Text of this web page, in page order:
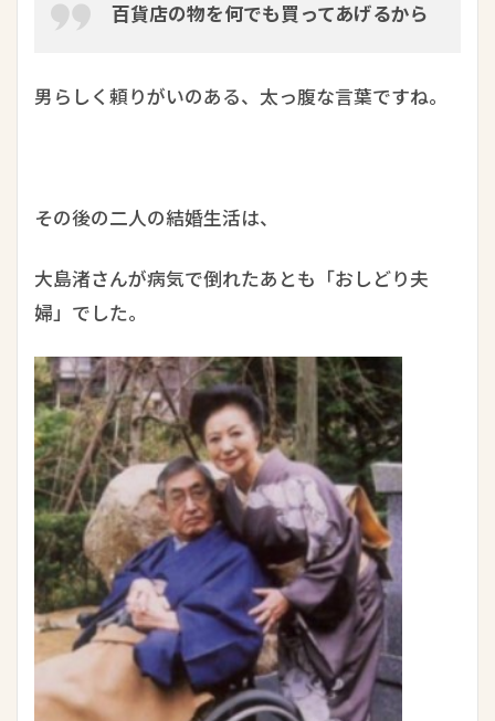
百貨店の物を何でも買ってあげるから
男らしく頼りがいのある、太っ腹な言葉ですね。
その後の二人の結婚生活は、
大島渚さんが病気で倒れたあとも「おしどり夫
婦」でした。